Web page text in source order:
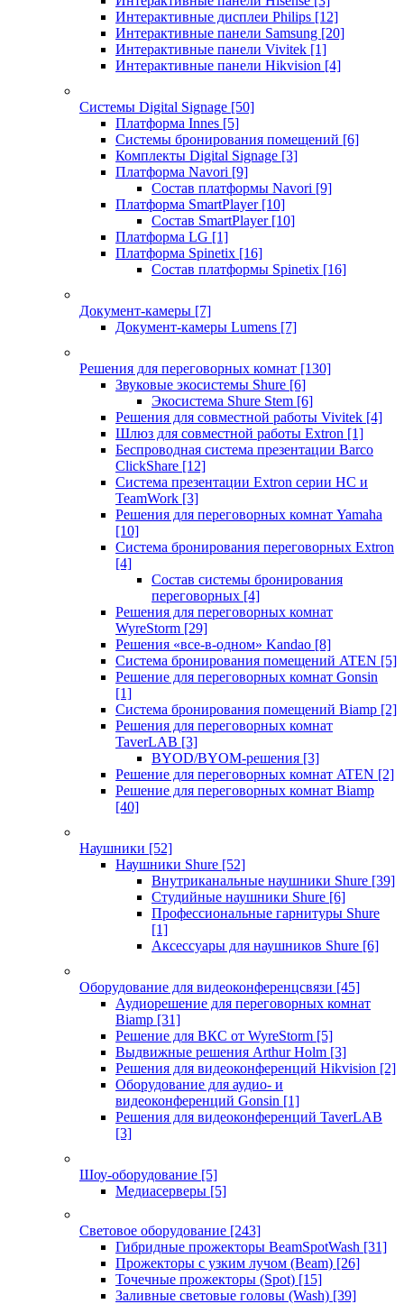
Интерактивные дисплеи Philips [12]
Интерактивные панели Samsung [20]
Интерактивные панели Vivitek [1]
Интерактивные панели Hikvision [4]
Системы Digital Signage [50]
Платформа Innes [5]
Системы бронирования помещений [6]
Комплекты Digital Signage [3]
Платформа Navori [9]
Состав платформы Navori [9]
Платформа SmartPlayer [10]
Состав SmartPlayer [10]
Платформа LG [1]
Платформа Spinetix [16]
Состав платформы Spinetix [16]
Документ-камеры [7]
Документ-камеры Lumens [7]
Решения для переговорных комнат [130]
Звуковые экосистемы Shure [6]
Экосистема Shure Stem [6]
Решения для совместной работы Vivitek [4]
Шлюз для совместной работы Extron [1]
Беспроводная система презентации Barco
ClickShare [12]
Система презентации Extron серии HC и
TeamWork [3]
Решения для переговорных комнат Yamaha
[10]
Система бронирования переговорных Extron
[4]
Состав системы бронирования
переговорных [4]
Решения для переговорных комнат
WyreStorm [29]
Решения «все-в-одном» Kandao [8]
Система бронирования помещений ATEN [5]
Решение для переговорных комнат Gonsin
[1]
Система бронирования помещений Biamp [2]
Решения для переговорных комнат
TaverLAB [3]
BYOD/BYOM-решения [3]
Решение для переговорных комнат ATEN [2]
Решение для переговорных комнат Biamp
[40]
Наушники [52]
Наушники Shure [52]
Внутриканальные наушники Shure [39]
Студийные наушники Shure [6]
Профессиональные гарнитуры Shure
[1]
Аксессуары для наушников Shure [6]
Оборудование для видеоконференцсвязи [45]
Аудиорешение для переговорных комнат
Biamp [31]
Решение для ВКС от WyreStorm [5]
Выдвижные решения Arthur Holm [3]
Решения для видеоконференций Hikvision [2]
Оборудование для аудио- и
видеоконференций Gonsin [1]
Решения для видеоконференций TaverLAB
[3]
Шоу-оборудование [5]
Медиасерверы [5]
Световое оборудование [243]
Гибридные прожекторы BeamSpotWash [31]
Прожекторы с узким лучом (Beam) [26]
Точечные прожекторы (Spot) [15]
Заливные световые головы (Wash) [39]